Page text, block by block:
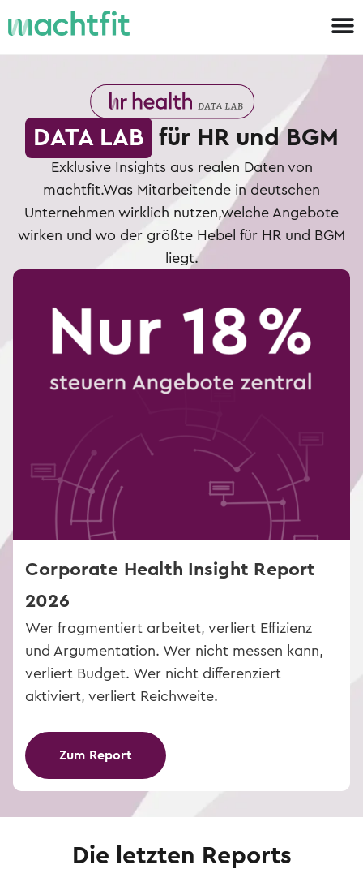
DATA LAB für HR und BGM
Exklusive Insights aus realen Daten von
machtfit.Was Mitarbeitende in deutschen
Unternehmen wirklich nutzen,welche Angebote
wirken und wo der größte Hebel für HR und BGM
liegt.
Corporate Health Insight Report
2026
Wer fragmentiert arbeitet, verliert Effizienz
und Argumentation. Wer nicht messen kann,
verliert Budget. Wer nicht differenziert
aktiviert, verliert Reichweite.
Zum Report
Die letzten Reports